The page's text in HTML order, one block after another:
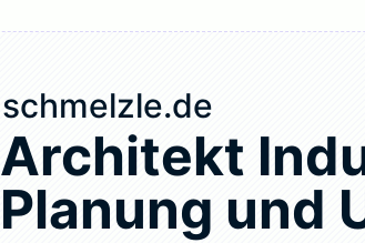
schmelzle.de
Architekt
Planung und